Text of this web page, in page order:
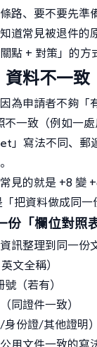
路、要不要先準
道常見被退件的
點 + 對策」的方
料不一致
為申請者不夠「
一致（例如一處
」寫法不同、郵
見的就是 +8 變
把資料做成同一
份「欄位對照
訊整理到同一份
文全稱）
（若有）
同證件一致）
份證/其他證明）
用文件一致的寫